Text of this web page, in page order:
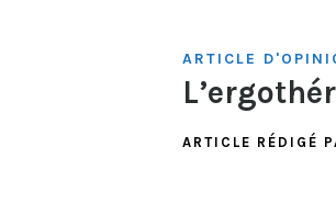
ARTICLE
ARTICLE RÉDIGÉ